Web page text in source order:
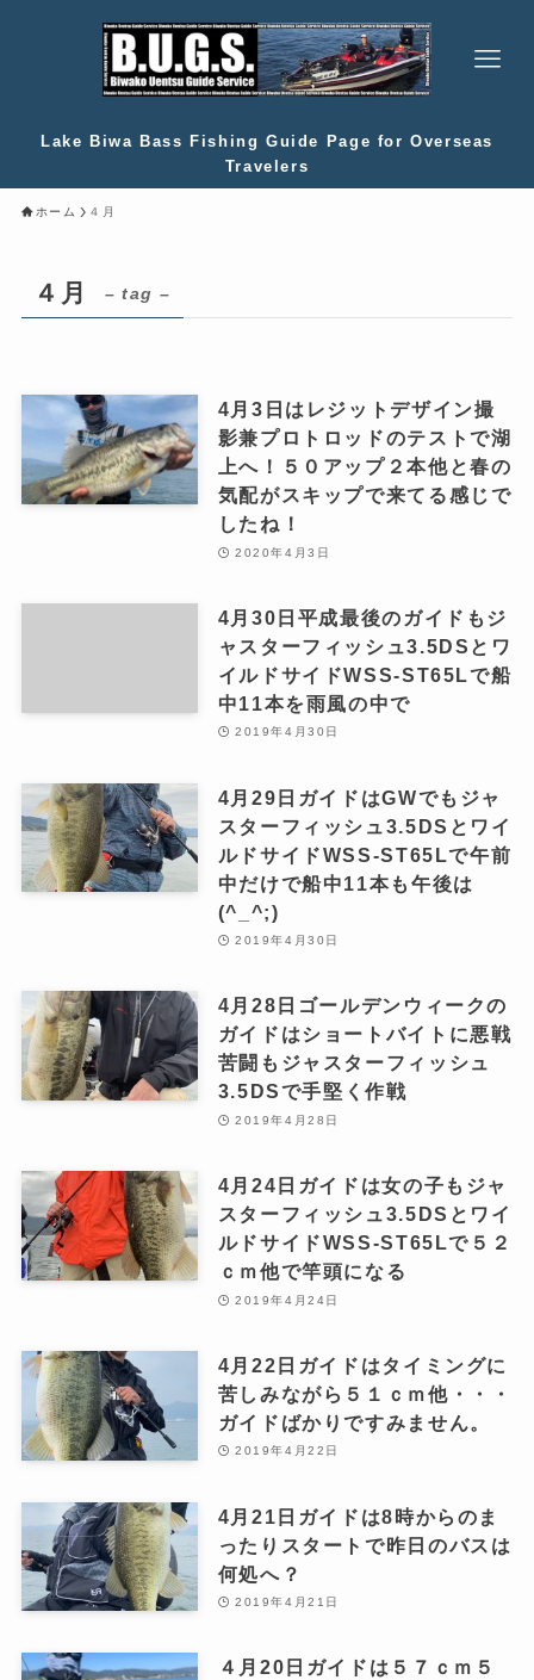
Lake Biwa Bass Fishing Guide Page for Overseas
Travelers
ホーム ４月
４月 – tag –
4月3日はレジットデザイン撮
影兼プロトロッドのテストで湖
上へ！５０アップ２本他と春の
気配がスキップで来てる感じで
したね！
2020年4月3日
4月30日平成最後のガイドもジ
ャスターフィッシュ3.5DSとワ
イルドサイドWSS-ST65Lで船
中11本を雨風の中で
2019年4月30日
4月29日ガイドはGWでもジャ
スターフィッシュ3.5DSとワイ
ルドサイドWSS-ST65Lで午前
中だけで船中11本も午後は
(^_^;)
2019年4月30日
4月28日ゴールデンウィークの
ガイドはショートバイトに悪戦
苦闘もジャスターフィッシュ
3.5DSで手堅く作戦
2019年4月28日
4月24日ガイドは女の子もジャ
スターフィッシュ3.5DSとワイ
ルドサイドWSS-ST65Lで５２
ｃｍ他で竿頭になる
2019年4月24日
4月22日ガイドはタイミングに
苦しみながら５１ｃｍ他・・・
ガイドばかりですみません。
2019年4月22日
4月21日ガイドは8時からのま
ったりスタートで昨日のバスは
何処へ？
2019年4月21日
４月20日ガイドは５７ｃｍ５